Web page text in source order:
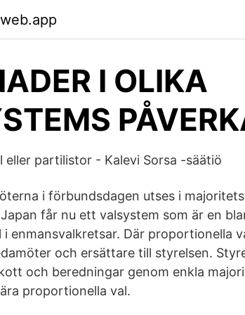
I OLIKA
eller partilistor - Kalevi Sorsa -säätiö
i förbundsdagen utses i
får nu ett valsystem som är en
enmansvalkretsar. Där proportionella
och ersättare till styrelsen.
och beredningar genom enkla
proportionella val.